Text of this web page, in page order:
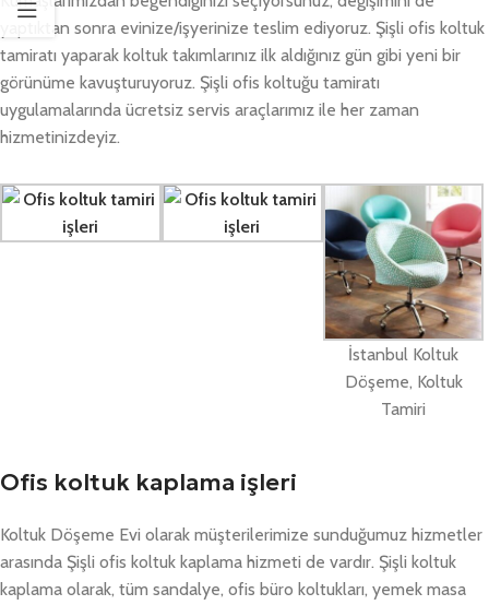
yaptıktan sonra evinize/işyerinize teslim ediyoruz. Şişli ofis koltuk
tamiratı yaparak koltuk takımlarınız ilk aldığınız gün gibi yeni bir
görünüme kavuşturuyoruz. Şişli ofis koltuğu tamiratı
uygulamalarında ücretsiz servis araçlarımız ile her zaman
hizmetinizdeyiz.
İstanbul Koltuk
Döşeme, Koltuk
Tamiri
Ofis koltuk kaplama işleri
Koltuk Döşeme Evi olarak müşterilerimize sunduğumuz hizmetler
arasında Şişli ofis koltuk kaplama hizmeti de vardır. Şişli koltuk
kaplama olarak, tüm sandalye, ofis büro koltukları, yemek masa